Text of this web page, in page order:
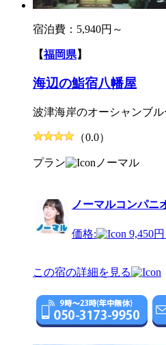
宿泊費： 5,940円～
【福岡県】
海辺の鮨宿八幡屋
波津海岸のオーシャンブル
（0.0）
プラン ノーマル
ノーマルコンパニ
価格: 9,450円
この宿の詳細を見る